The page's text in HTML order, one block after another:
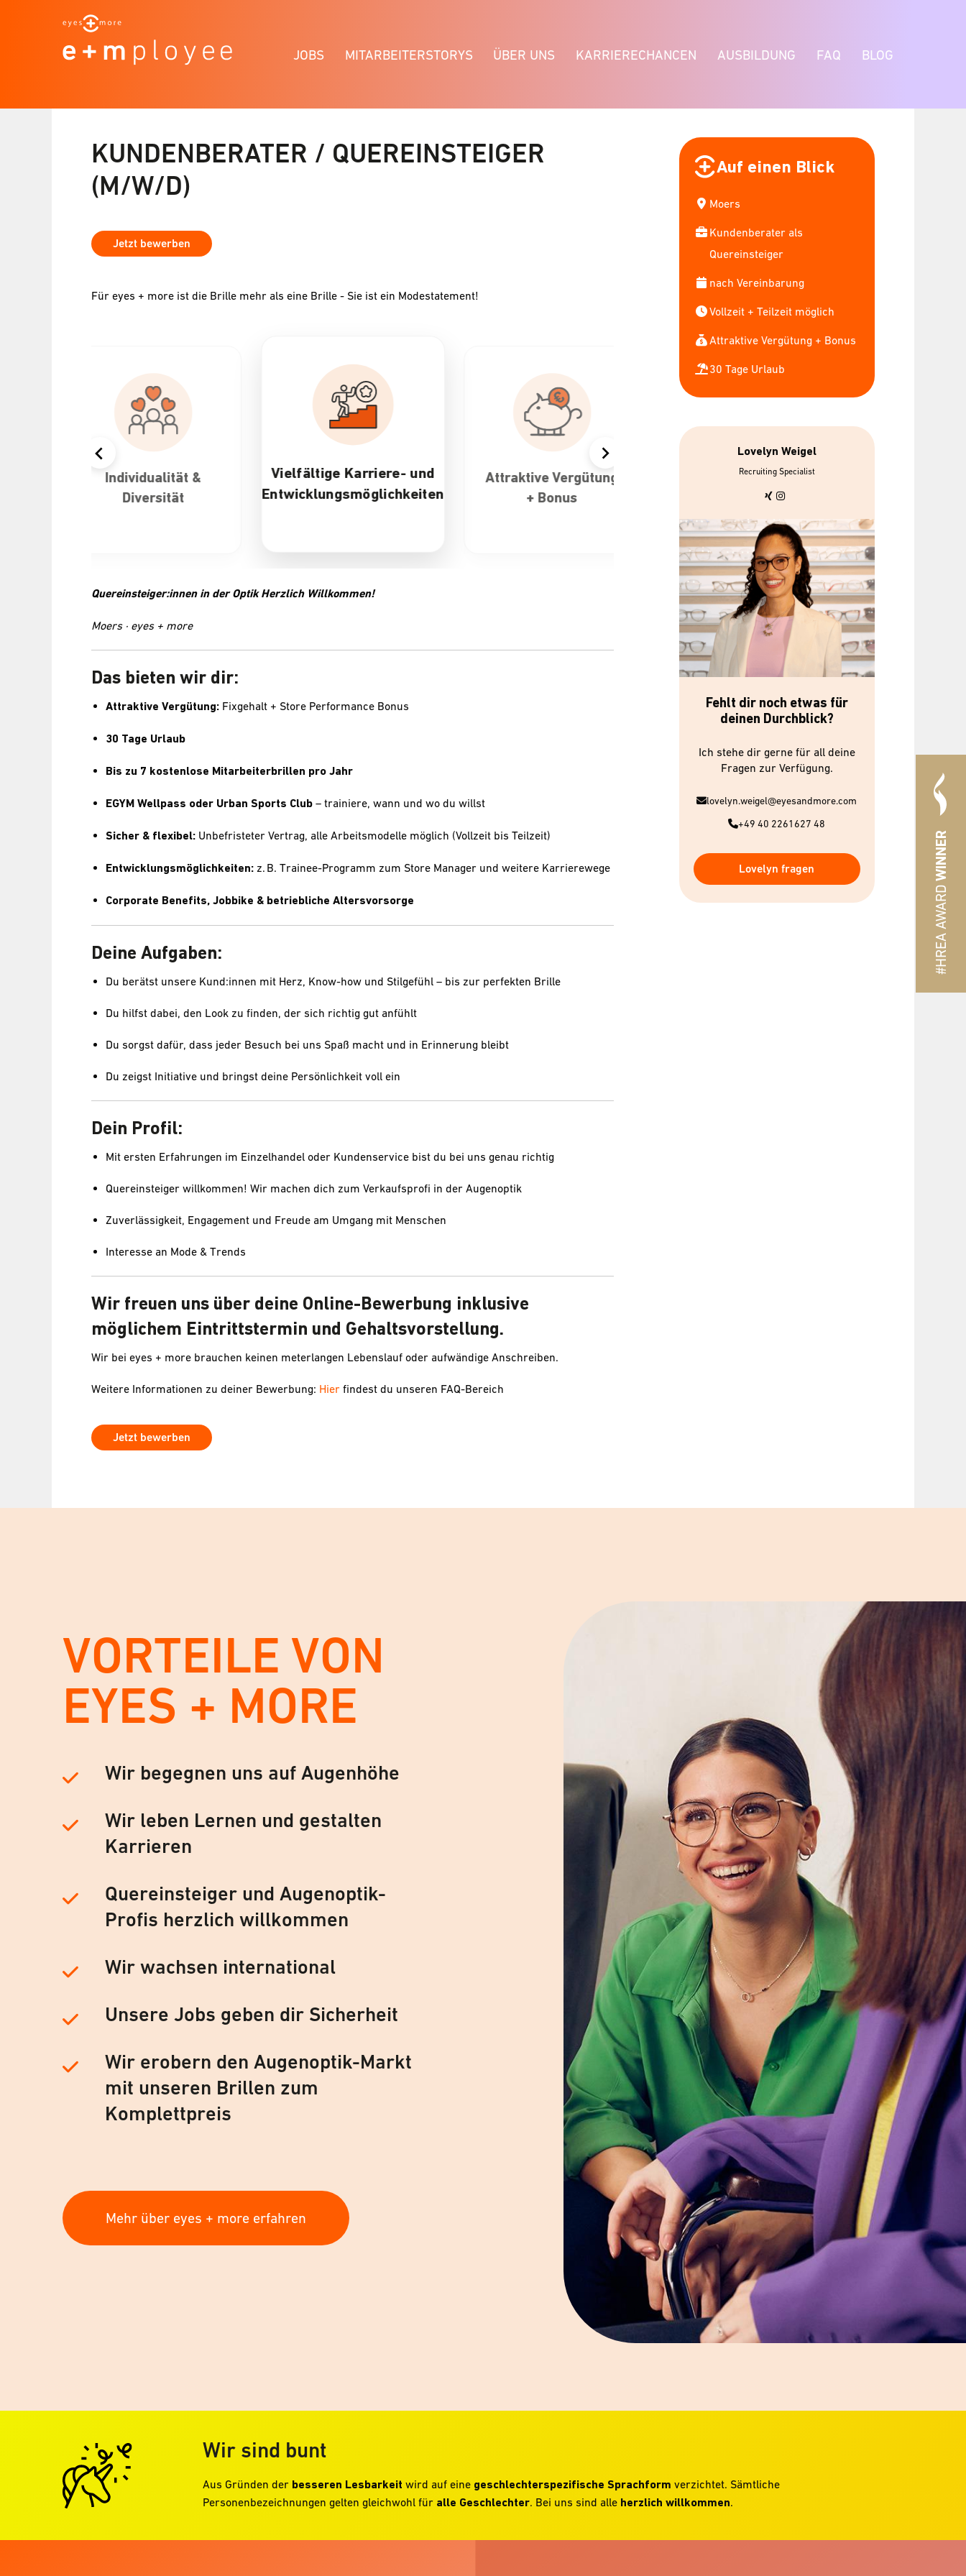
JOBS MITARBEITERSTORYS ÜBER UNS KARRIERECHANCEN AUSBILDUNG FAQ BLOG
#HREA AWARD
WINNER
KUNDENBERATER / QUEREINSTEIGER
(M/W/D)
Jetzt bewerben
Für eyes + more ist die Brille mehr als eine Brille - Sie ist ein Modestatement!
Vielfältige Karriere- und
Entwicklungsmöglichkeiten
Attraktive Vergütung
+ Bonus
30 Tage Urlaub &
flexible
bis zu 7 gratis
Mitarbeiterbrillen
Quereinsteiger:innen in der Optik Herzlich Willkommen!
Moers · eyes + more
Das bieten wir dir:
Attraktive Vergütung: Fixgehalt + Store Performance Bonus
30 Tage Urlaub
Bis zu 7 kostenlose Mitarbeiterbrillen pro Jahr
EGYM Wellpass oder Urban Sports Club – trainiere, wann und wo du willst
Sicher & flexibel: Unbefristeter Vertrag, alle Arbeitsmodelle möglich (Vollzeit bis Teilzeit)
Entwicklungsmöglichkeiten: z. B. Trainee-Programm zum Store Manager und weitere Karrierewege
Corporate Benefits, Jobbike & betriebliche Altersvorsorge
Deine Aufgaben:
Du berätst unsere Kund:innen mit Herz, Know-how und Stilgefühl – bis zur perfekten Brille
Du hilfst dabei, den Look zu finden, der sich richtig gut anfühlt
Du sorgst dafür, dass jeder Besuch bei uns Spaß macht und in Erinnerung bleibt
Du zeigst Initiative und bringst deine Persönlichkeit voll ein
Dein Profil:
Mit ersten Erfahrungen im Einzelhandel oder Kundenservice bist du bei uns genau richtig
Quereinsteiger willkommen! Wir machen dich zum Verkaufsprofi in der Augenoptik
Zuverlässigkeit, Engagement und Freude am Umgang mit Menschen
Interesse an Mode & Trends
Wir freuen uns über deine Online-Bewerbung inklusive
möglichem Eintrittstermin und Gehaltsvorstellung.
Wir bei eyes + more brauchen keinen meterlangen Lebenslauf oder aufwändige Anschreiben.
Weitere Informationen zu deiner Bewerbung: Hier findest du unseren FAQ-Bereich
Jetzt bewerben
Auf einen Blick
Moers
Kundenberater als
Quereinsteiger
nach Vereinbarung
Vollzeit + Teilzeit möglich
Attraktive Vergütung + Bonus
30 Tage Urlaub
Lovelyn Weigel
Recruiting Specialist
Fehlt dir noch etwas für
deinen Durchblick?
Ich stehe dir gerne für all deine
Fragen zur Verfügung.
lovelyn.weigel@eyesandmore.com
+49 40 2261627 48
Lovelyn fragen
VORTEILE VON
EYES + MORE
Wir begegnen uns auf Augenhöhe
Wir leben Lernen und gestalten
Karrieren
Quereinsteiger und Augenoptik-
Profis herzlich willkommen
Wir wachsen international
Unsere Jobs geben dir Sicherheit
Wir erobern den Augenoptik-Markt
mit unseren Brillen zum
Komplettpreis
Mehr über eyes + more erfahren
Wir sind bunt
Aus Gründen der besseren Lesbarkeit wird auf eine geschlechterspezifische Sprachform verzichtet. Sämtliche
Personenbezeichnungen gelten gleichwohl für alle Geschlechter. Bei uns sind alle herzlich willkommen.